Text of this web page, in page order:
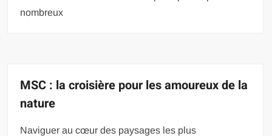
nombreux
MSC : la croisière pour les amoureux de la
nature
Naviguer au cœur des paysages les plus